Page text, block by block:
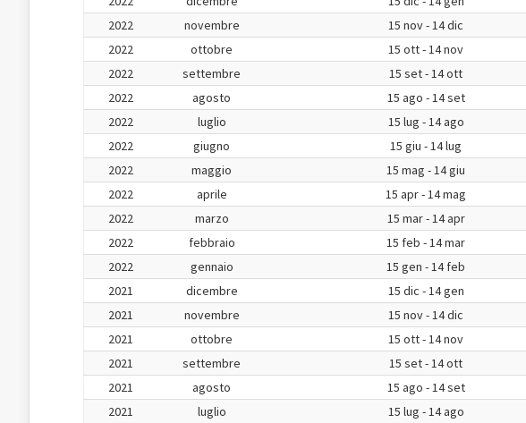
2022
novembre 15 nov - 14 dic
2022
ottobre 15 ott - 14 nov
2022
settembre 15 set - 14 ott
2022
agosto 15 ago - 14 set
2022
luglio 15 lug - 14 ago
2022
giugno 15 giu - 14 lug
2022
maggio 15 mag - 14 giu
2022
aprile 15 apr - 14 mag
2022
marzo 15 mar - 14 apr
2022
febbraio 15 feb - 14 mar
2022
gennaio 15 gen - 14 feb
2021
dicembre 15 dic - 14 gen
2021
novembre 15 nov - 14 dic
2021
ottobre 15 ott - 14 nov
2021
settembre 15 set - 14 ott
2021
agosto 15 ago - 14 set
2021
luglio 15 lug - 14 ago